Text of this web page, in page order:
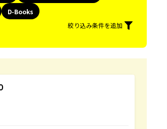
D-Books
絞り込み条件を追加